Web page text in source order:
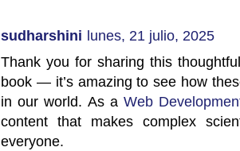
sudharshini lunes, 21 julio, 2025
Thank you for sharing this
book — it’s amazing to see how
in our world. As aWeb
content that makes complex
everyone.